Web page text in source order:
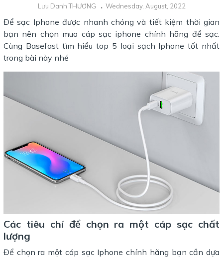
Lưu Danh THƯƠNG Wednesday, August, 2022
Để sạc Iphone được nhanh chóng và tiết kiệm thời gian
bạn nên chọn mua cáp sạc iphone chính hãng để sạc.
Cùng Basefast tìm hiểu top 5 loại sạch Iphone tốt nhất
trong bài này nhé
Các tiêu chí để chọn ra một cáp sạc chất
lượng
Để chọn ra một cáp sạc Iphone chính hãng bạn cần dựa